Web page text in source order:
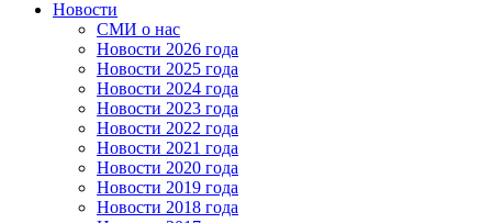
Новости
СМИ о нас
Новости 2026 года
Новости 2025 года
Новости 2024 года
Новости 2023 года
Новости 2022 года
Новости 2021 года
Новости 2020 года
Новости 2019 года
Новости 2018 года